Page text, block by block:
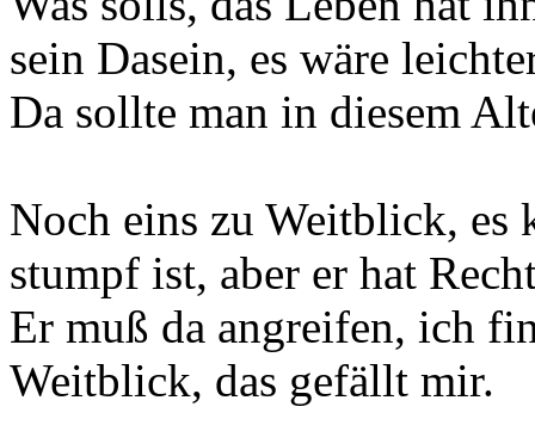
sein Dasein, es wäre
Da sollte man in diesem
Noch eins zu Weitblick, es
stumpf ist, aber er hat
Er muß da angreifen, ich
Weitblick, das gefällt mir.